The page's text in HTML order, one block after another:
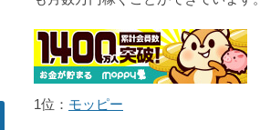
1位： モッピー